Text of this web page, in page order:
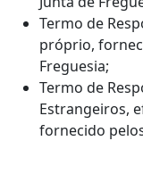
Termo de
próprio,
Freguesia;
Termo de
Estrangeiros,
fornecido